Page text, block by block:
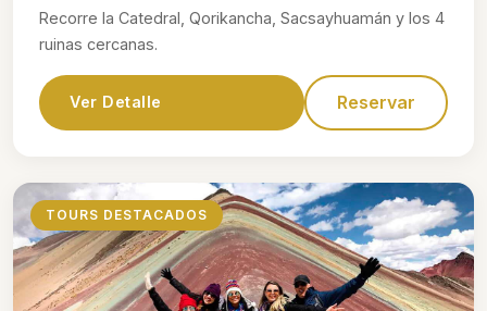
Recorre la Catedral, Qorikancha, Sacsayhuamán y los 4
ruinas cercanas.
Ver Detalle Reservar
TOURS DESTACADOS